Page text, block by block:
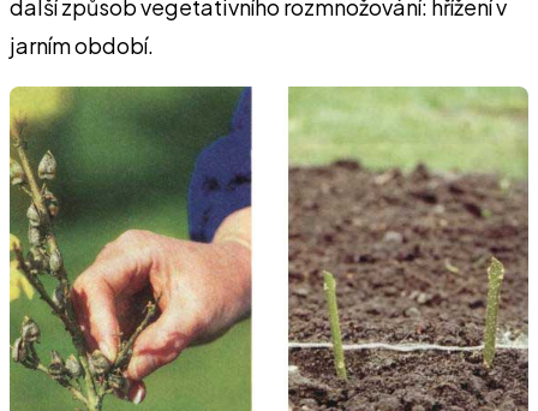
další způsob vegetativního rozmnožování: hřížení v
jarním období.